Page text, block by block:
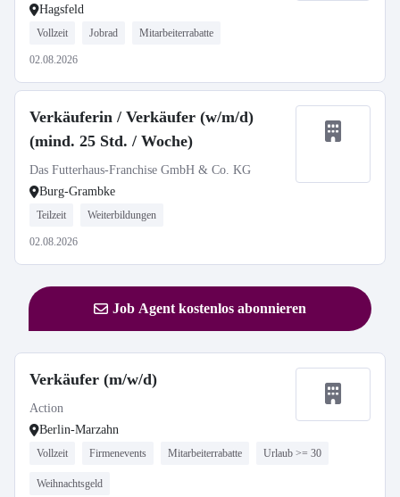
Hagsfeld
Vollzeit Jobrad Mitarbeiterrabatte
02.08.2026
Verkäuferin / Verkäufer (w/m/d)
(mind. 25 Std. / Woche)
Das Futterhaus-Franchise GmbH & Co. KG
Burg-Grambke
Teilzeit Weiterbildungen
02.08.2026
Job Agent kostenlos abonnieren
Verkäufer (m/w/d)
Action
Berlin-Marzahn
Vollzeit Firmenevents Mitarbeiterrabatte Urlaub >= 30
Weihnachtsgeld